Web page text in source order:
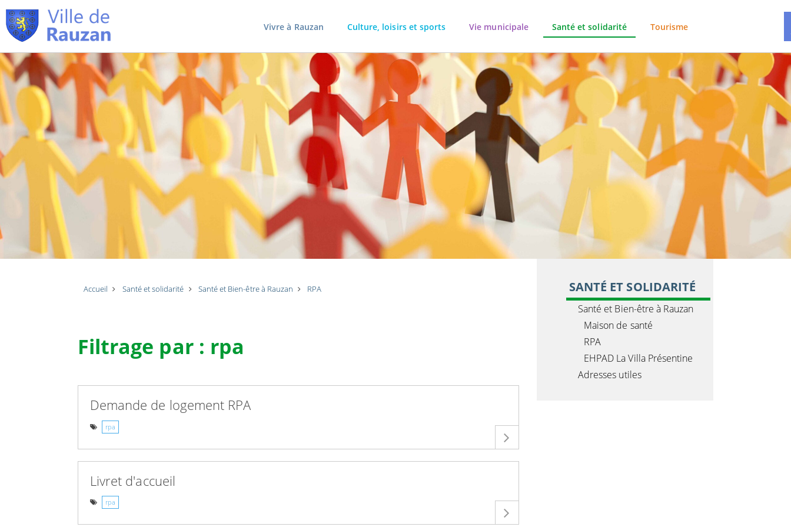
Vivre à Rauzan Culture, loisirs et sports Vie municipale Santé et solidarité Tourisme
Accueil Santé et solidarité Santé et Bien-être à Rauzan RPA
Filtrage par : rpa
Demande de logement RPA
rpa
Livret d'accueil
rpa
SANTÉ ET SOLIDARITÉ
Santé et Bien-être à Rauzan
Maison de santé
RPA
EHPAD La Villa Présentine
Adresses utiles